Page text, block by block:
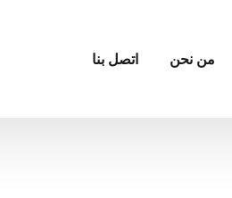
من نحن اتصل بنا